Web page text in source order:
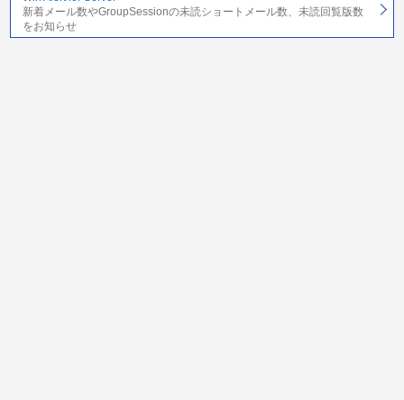
新着メール数やGroupSessionの未読ショートメール数、未読回覧版数
をお知らせ